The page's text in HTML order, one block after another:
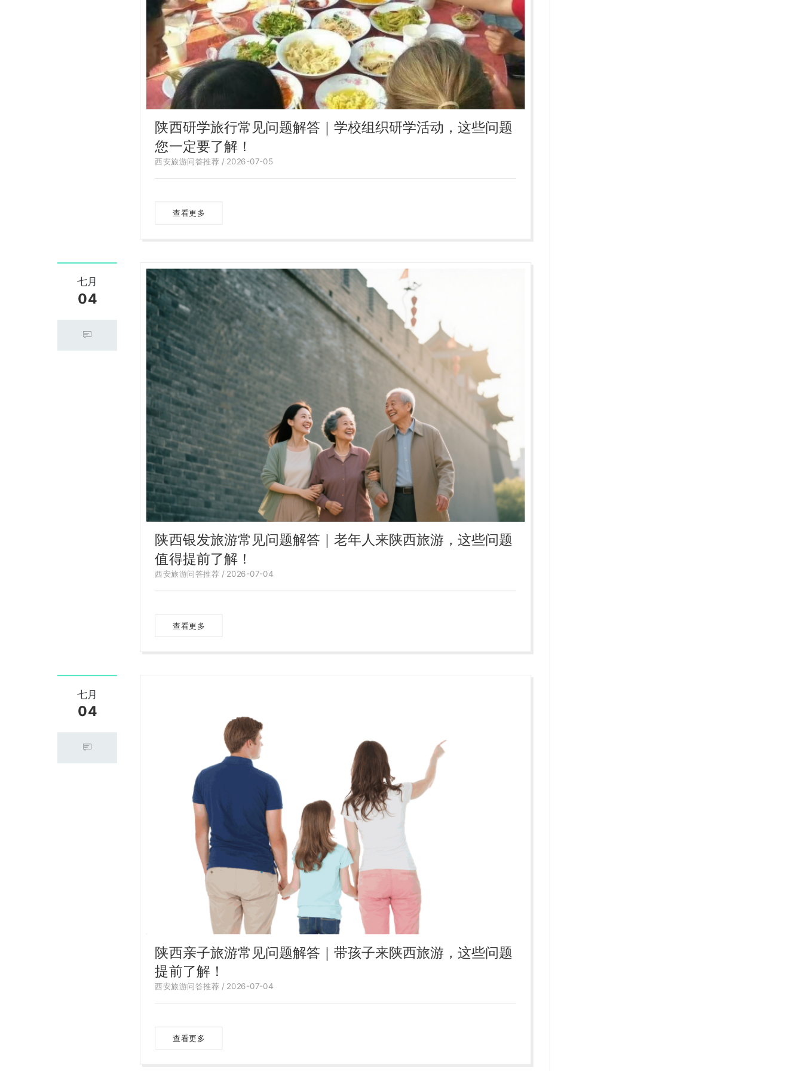
陕西研学旅行常见问题解答｜学校组织研学活动，这些问题
您一定要了解！
西安旅游问答推荐 / 2026-07-05
查看更多
七月
04
陕西银发旅游常见问题解答｜老年人来陕西旅游，这些问题
值得提前了解！
西安旅游问答推荐 / 2026-07-04
查看更多
七月
04
陕西亲子旅游常见问题解答｜带孩子来陕西旅游，这些问题
提前了解！
西安旅游问答推荐 / 2026-07-04
查看更多